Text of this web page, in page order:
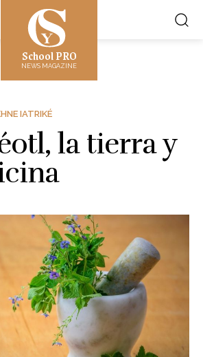
School PRO
NEWS MAGAZINE
IATRIKÉ
la tierra y